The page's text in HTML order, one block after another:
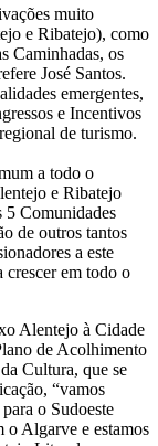
muito
e Ribatejo), como
Caminhadas, os
José Santos.
emergentes,
e Incentivos
de turismo.
a todo o
e Ribatejo
5 Comunidades
de outros tantos
a este
crescer em todo o
Alentejo à Cidade
de Acolhimento
Cultura, que se
“vamos
o Sudoeste
Algarve e estamos